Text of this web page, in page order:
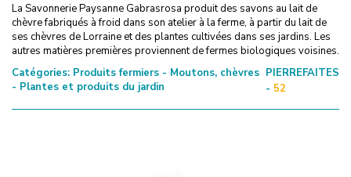
La Savonnerie Paysanne Gabrasrosa produit des savons au lait de
chèvre fabriqués à froid dans son atelier à la ferme, à partir du lait de
ses chèvres de Lorraine et des plantes cultivées dans ses jardins. Les
autres matières premières proviennent de fermes biologiques voisines.
Catégories: Produits fermiers - Moutons, chèvres
- Plantes et produits du jardin
PIERREFAITES
- 52